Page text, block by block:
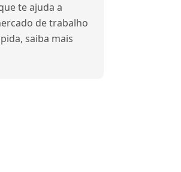
te ajuda a
de trabalho
saiba mais